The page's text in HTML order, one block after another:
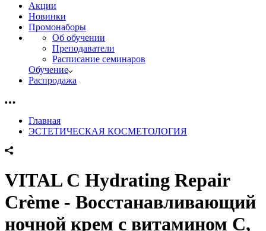
Акции
Новинки
Промонаборы
Об обучении
Преподаватели
Расписание семинаров
Обучение
Распродажа
Главная
ЭСТЕТИЧЕСКАЯ КОСМЕТОЛОГИЯ
VITAL C Hydrating Repair
Crème - Восстанавливающий
ночной крем с витамином С,